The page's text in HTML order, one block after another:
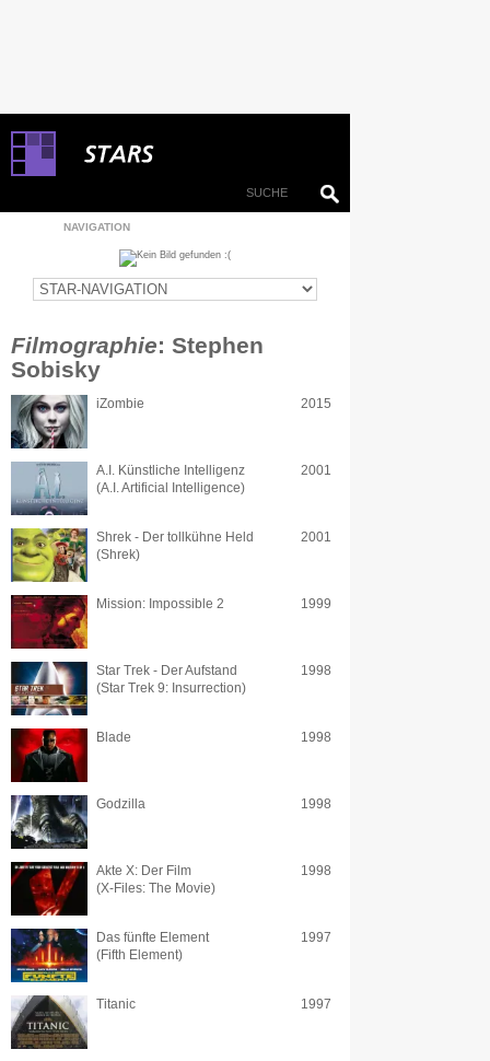
NAVIGATION
Filmographie: Stephen
Sobisky
iZombie 2015
A.I. Künstliche Intelligenz
(A.I. Artificial Intelligence)
2001
Shrek - Der tollkühne Held
(Shrek)
2001
Mission: Impossible 2 1999
Star Trek - Der Aufstand
(Star Trek 9: Insurrection)
1998
Blade 1998
Godzilla 1998
Akte X: Der Film
(X-Files: The Movie)
1998
Das fünfte Element
(Fifth Element)
1997
Titanic 1997